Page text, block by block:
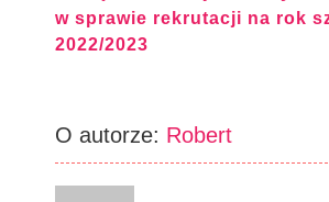
w sprawie rekrutacji na rok
2022/2023
O autorze: Robert